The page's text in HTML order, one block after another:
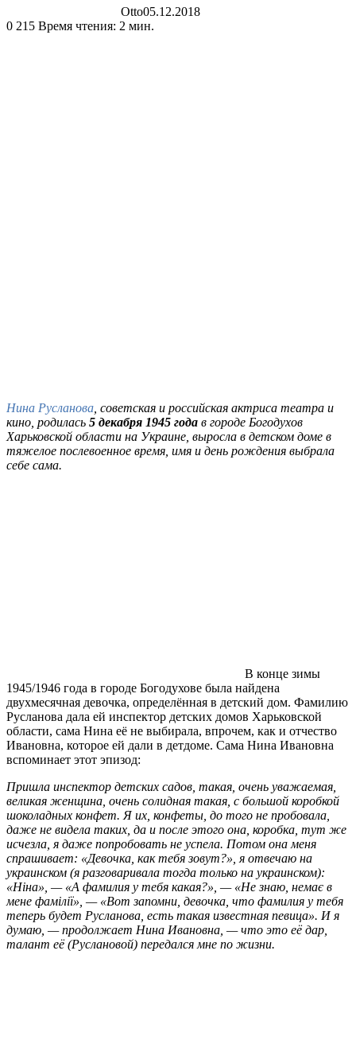
Otto05.12.2018
0 215 Время чтения: 2 мин.
Нина Русланова , советская и российская актриса театра и
кино, родилась 5 декабря 1945 года в городе Богодухов
Харьковской области на Украине, выросла в детском доме в
тяжелое послевоенное время, имя и день рождения выбрала
себе сама.
В конце зимы
1945/1946 года в городе Богодухове была найдена
двухмесячная девочка, определённая в детский дом. Фамилию
Русланова дала ей инспектор детских домов Харьковской
области, сама Нина её не выбирала, впрочем, как и отчество
Ивановна, которое ей дали в детдоме. Сама Нина Ивановна
вспоминает этот эпизод:
Пришла инспектор детских садов, такая, очень уважаемая,
великая женщина, очень солидная такая, с большой коробкой
шоколадных конфет. Я их, конфеты, до того не пробовала,
даже не видела таких, да и после этого она, коробка, тут же
исчезла, я даже попробовать не успела. Потом она меня
спрашивает: «Девочка, как тебя зовут?», я отвечаю на
украинском (я разговаривала тогда только на украинском):
«Ніна», — «А фамилия у тебя какая?», — «Не знаю, немає в
мене фамілії», — «Вот запомни, девочка, что фамилия у тебя
теперь будет Русланова, есть такая известная певица». И я
думаю, — продолжает Нина Ивановна, — что это её дар,
талант её (Руслановой) передался мне по жизни.